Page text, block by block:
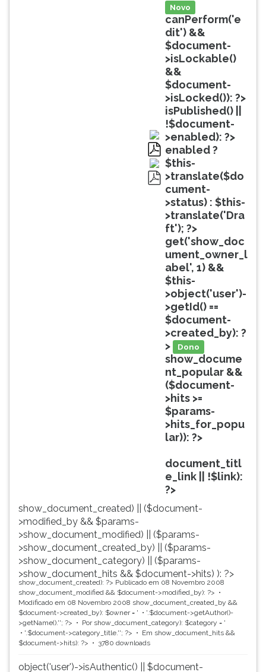
pdf
pdf
Novo
canPerform('e
dit') &&
$document-
>isLockable()
&&
$document-
>isLocked()): ?>
isPublished() ||
!$document-
>enabled): ?>
enabled ?
$this-
>translate($do
cument-
>status) : $this-
>translate('Dra
ft'); ?>
get('show_doc
ument_owner_l
abel', 1) &&
$this-
>object('user')-
>getId() ==
$document-
>created_by): ?
>
Dono
show_docume
nt_popular &&
($document-
>hits >=
$params-
>hits_for_popu
lar)): ?>
document_titl
e_link || !$link):
?>
show_document_created) || ($document-
>modified_by && $params-
>show_document_modified) || ($params-
>show_document_created_by) || ($params-
>show_document_category) || ($params-
>show_document_hits && $document->hits) ): ?>
show_document_created): ?> Publicado em 08 Novembro 2008
show_document_modified && $document->modified_by): ?>
Modificado em 08 Novembro 2008 show_document_created_by &&
$document->created_by): $owner = '
'.$document->getAuthor()-
>getName().''; ?> Por show_document_category): $category = '
'.$document->category_title.''; ?> Em show_document_hits &&
$document->hits): ?>
3780 downloads
object('user')->isAuthentic() || $document-